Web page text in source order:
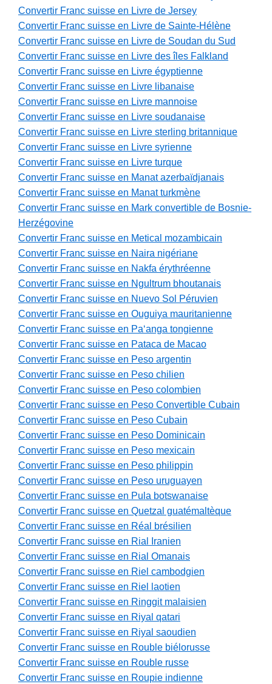
Convertir Franc suisse en Livre de Jersey
Convertir Franc suisse en Livre de Sainte-Hélène
Convertir Franc suisse en Livre de Soudan du Sud
Convertir Franc suisse en Livre des îles Falkland
Convertir Franc suisse en Livre égyptienne
Convertir Franc suisse en Livre libanaise
Convertir Franc suisse en Livre mannoise
Convertir Franc suisse en Livre soudanaise
Convertir Franc suisse en Livre sterling britannique
Convertir Franc suisse en Livre syrienne
Convertir Franc suisse en Livre turque
Convertir Franc suisse en Manat azerbaïdjanais
Convertir Franc suisse en Manat turkmène
Convertir Franc suisse en Mark convertible de Bosnie-
Herzégovine
Convertir Franc suisse en Metical mozambicain
Convertir Franc suisse en Naira nigériane
Convertir Franc suisse en Nakfa érythréenne
Convertir Franc suisse en Ngultrum bhoutanais
Convertir Franc suisse en Nuevo Sol Péruvien
Convertir Franc suisse en Ouguiya mauritanienne
Convertir Franc suisse en Paʻanga tongienne
Convertir Franc suisse en Pataca de Macao
Convertir Franc suisse en Peso argentin
Convertir Franc suisse en Peso chilien
Convertir Franc suisse en Peso colombien
Convertir Franc suisse en Peso Convertible Cubain
Convertir Franc suisse en Peso Cubain
Convertir Franc suisse en Peso Dominicain
Convertir Franc suisse en Peso mexicain
Convertir Franc suisse en Peso philippin
Convertir Franc suisse en Peso uruguayen
Convertir Franc suisse en Pula botswanaise
Convertir Franc suisse en Quetzal guatémaltèque
Convertir Franc suisse en Réal brésilien
Convertir Franc suisse en Rial Iranien
Convertir Franc suisse en Rial Omanais
Convertir Franc suisse en Riel cambodgien
Convertir Franc suisse en Riel laotien
Convertir Franc suisse en Ringgit malaisien
Convertir Franc suisse en Riyal qatari
Convertir Franc suisse en Riyal saoudien
Convertir Franc suisse en Rouble biélorusse
Convertir Franc suisse en Rouble russe
Convertir Franc suisse en Roupie indienne